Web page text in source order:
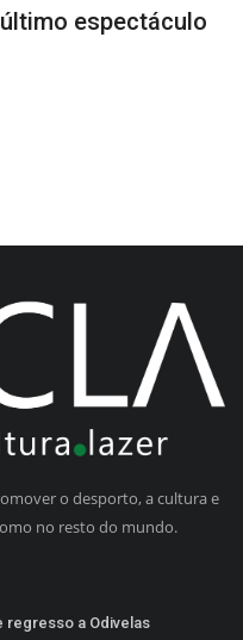
último espectáculo
o desporto, a cultura e
no resto do mundo.
regresso a Odivelas